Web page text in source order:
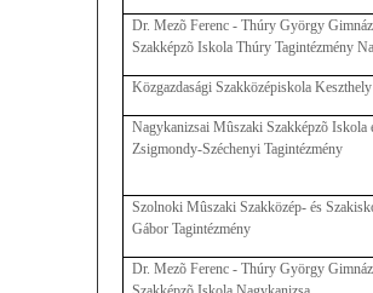
Dr. Mezõ Ferenc - Thúry György
Szakképzõ Iskola Thúry Tagintézmény
Közgazdasági Szakközépiskola Keszthely
Nagykanizsai Mûszaki Szakképzõ Iskola
Zsigmondy-Széchenyi Tagintézmény
Szolnoki Mûszaki Szakközép- és
Gábor Tagintézmény
Dr. Mezõ Ferenc - Thúry György